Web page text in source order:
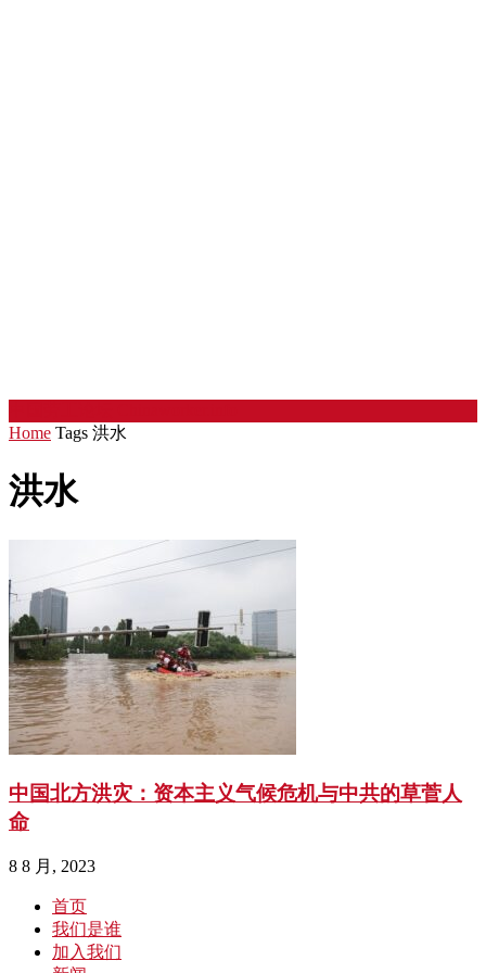
Home Tags 洪水
洪水
中国北方洪灾：资本主义气候危机与中共的草菅人
命
8 8 月, 2023
首页
我们是谁
加入我们